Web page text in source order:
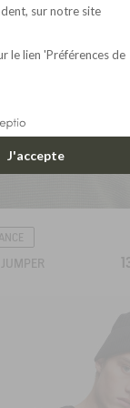
sur notre site
le lien 'Préférences de
J'accepte